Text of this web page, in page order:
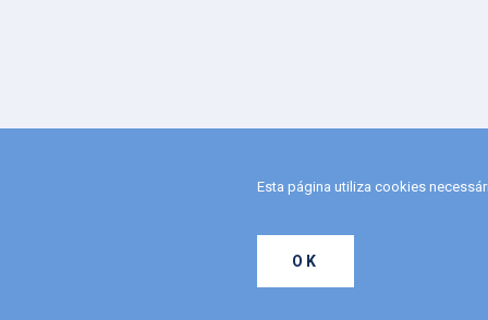
Esta página utiliza cookies
OK